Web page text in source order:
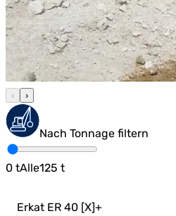
‹ ›
Nach Tonnage filtern
0 tAlle125 t
Erkat ER 40 [X]+